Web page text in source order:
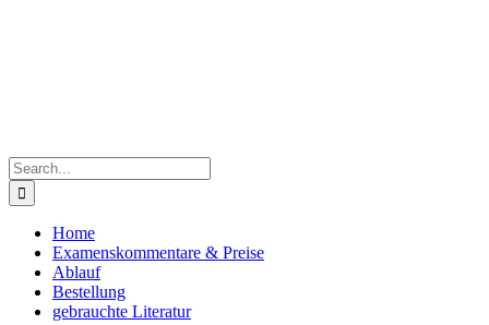
Search
for:
Home
Examenskommentare & Preise
Ablauf
Bestellung
gebrauchte Literatur